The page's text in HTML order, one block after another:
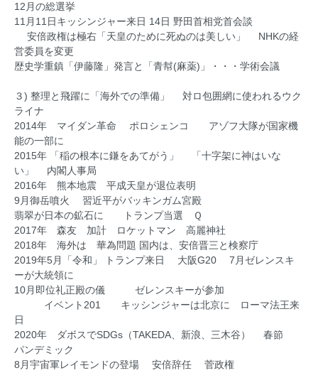
12月の総選挙
11月11日キッシンジャー来日 14日 野田首相党首会談
安倍政権は極右「天皇のために死ぬのは美しい」 NHKの経
営委員を変更
歴史学重鎮「伊藤隆」発言と「青幇(麻薬)」・・・学術会議
３) 整理と飛躍に「海外での準備」 対ロ包囲網に使われるウク
ライナ
2014年 マイダン革命 ポロシェンコ アゾフ大隊が国家機
能の一部に
2015年 「稲の根本に鎌をあてがう」 「十字架に神はいな
い」 内閣人事局
2016年 熊本地震 平成天皇が退位表明
9月御岳噴火 習近平がバッキンガム宮殿
翡翠が日本の鉱石に トランプ当選 Ｑ
2017年 森友 加計 ロケットマン 高麗神社
2018年 海外は 華為問題 国内は、安倍晋三と検察庁
2019年5月「令和」 トランプ来日 大阪G20 7月ゼレンスキ
ーが大統領に
10月即位礼正殿の儀 ゼレンスキーが参加
イベント201 キッシンジャーは北京に ローマ法王来
日
2020年 ダボスでSDGs（TAKEDA、新浪、三木谷） 春節
パンデミック
8月宇宙軍レイモンドの登場 安倍辞任 菅政権